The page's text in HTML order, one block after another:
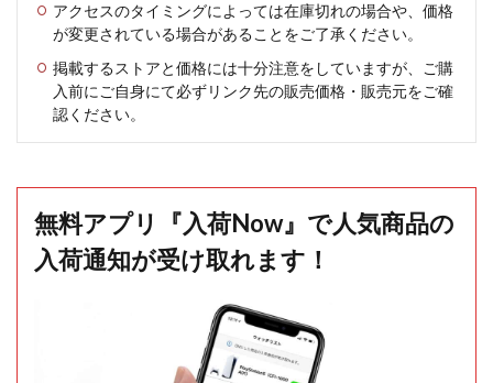
アクセスのタイミングによっては在庫切れの場合や、価格
が変更されている場合があることをご了承ください。
掲載するストアと価格には十分注意をしていますが、ご購
入前にご自身にて必ずリンク先の販売価格・販売元をご確
認ください。
無料アプリ『入荷Now』で人気商品の
入荷通知が受け取れます！